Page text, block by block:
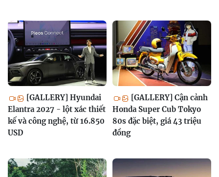
[GALLERY] Hyundai
Elantra 2027 - lột xác thiết
kế và công nghệ, từ 16.850
USD
[GALLERY] Cận cảnh
Honda Super Cub Tokyo
80s đặc biệt, giá 43 triệu
đồng